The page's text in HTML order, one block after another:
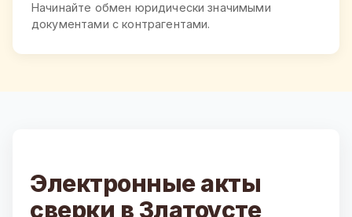
Начинайте обмен юридически значимыми
документами с контрагентами.
Электронные акты
сверки в Златоусте